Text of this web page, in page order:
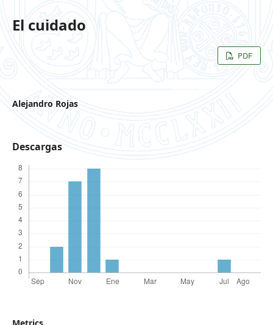
El cuidado
PDF
Alejandro Rojas
Descargas